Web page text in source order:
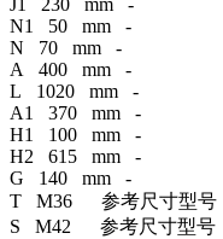
J1 230 mm -
N1 50 mm -
N 70 mm -
A 400 mm -
L 1020 mm -
A1 370 mm -
H1 100 mm -
H2 615 mm -
G 140 mm -
T M36 参考尺寸型号
S M42 参考尺寸型号